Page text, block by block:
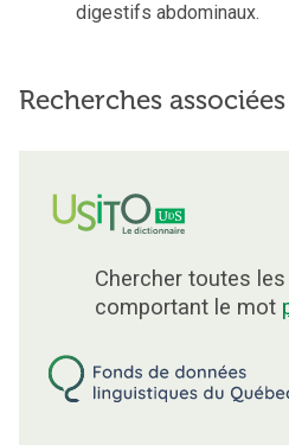
digestifs abdominaux.
Recherches associées
Chercher toutes
comportant le mot